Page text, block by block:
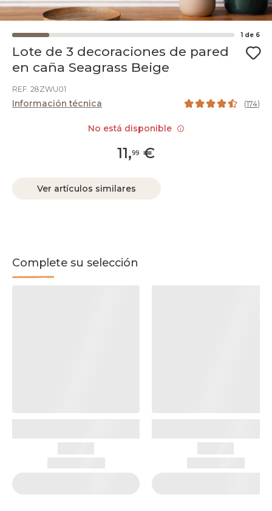
1 de 6
Lote de 3 decoraciones de pared
en caña Seagrass Beige
REF. 28ZWU01
Información técnica (174)
11,99 €
Ver artículos similares
Complete su selección